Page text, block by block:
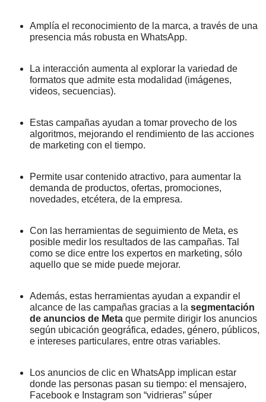
Amplía el reconocimiento de la marca, a través de una
presencia más robusta en WhatsApp.
La interacción aumenta al explorar la variedad de
formatos que admite esta modalidad (imágenes,
videos, secuencias).
Estas campañas ayudan a tomar provecho de los
algoritmos, mejorando el rendimiento de las acciones
de marketing con el tiempo.
Permite usar contenido atractivo, para aumentar la
demanda de productos, ofertas, promociones,
novedades, etcétera, de la empresa.
Con las herramientas de seguimiento de Meta, es
posible medir los resultados de las campañas. Tal
como se dice entre los expertos en marketing, sólo
aquello que se mide puede mejorar.
Además, estas herramientas ayudan a expandir el
alcance de las campañas gracias a la segmentación
de anuncios de Meta que permite dirigir los anuncios
según ubicación geográfica, edades, género, públicos,
e intereses particulares, entre otras variables.
Los anuncios de clic en WhatsApp implican estar
donde las personas pasan su tiempo: el mensajero,
Facebook e Instagram son “vidrieras” súper